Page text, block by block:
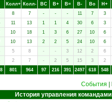
Колл+ Колл- ВC В+ В= В- Вo Н+
8 7 - - - 11 7 3
11 13 1 1 4 30 6 3
10 18 1 3 6 27 10 6
10 13 2 2 5 24 10 6
5 8 - - 3 12 2 6
2 7 - 2 5 15 3 2
801 964 97 216 391 2497 618 548
События
История управления командами